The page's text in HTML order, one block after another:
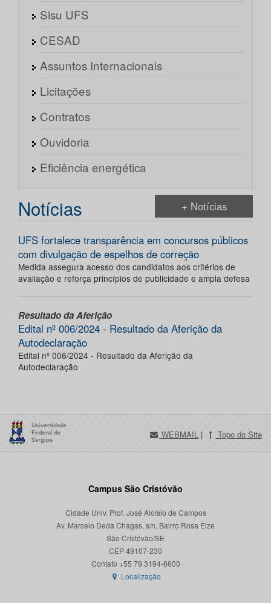
Sisu UFS
CESAD
Assuntos Internacionais
Licitações
Contratos
Ouvidoria
Eficiência energética
Notícias + Notícias
UFS fortalece transparência em concursos públicos
com divulgação de espelhos de correção
Medida assegura acesso dos candidatos aos critérios de
avaliação e reforça princípios de publicidade e ampla defesa
Resultado da Aferição
Edital nº 006/2024 - Resultado da Aferição da
Autodeclaração
Edital nº 006/2024 - Resultado da Aferição da
Autodeclaração
WEBMAIL | Topo do Site
Campus São Cristóvão
Cidade Univ. Prof. José Aloísio de Campos
Av. Marcelo Deda Chagas, s/n, Bairro Rosa Elze
São Cristóvão/SE
CEP 49107-230
Localização